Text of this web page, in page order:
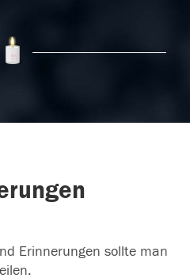
Erinnerungen sollte man